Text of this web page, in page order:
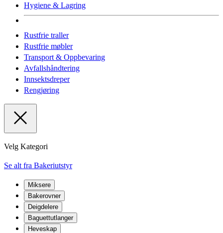
Hygiene & Lagring
Rustfrie traller
Rustfrie møbler
Transport & Oppbevaring
Avfallshåndtering
Innsektsdreper
Rengjøring
Velg Kategori
Se alt fra Bakeriutstyr
Miksere
Bakerovner
Deigdelere
Baguettutlanger
Heveskap